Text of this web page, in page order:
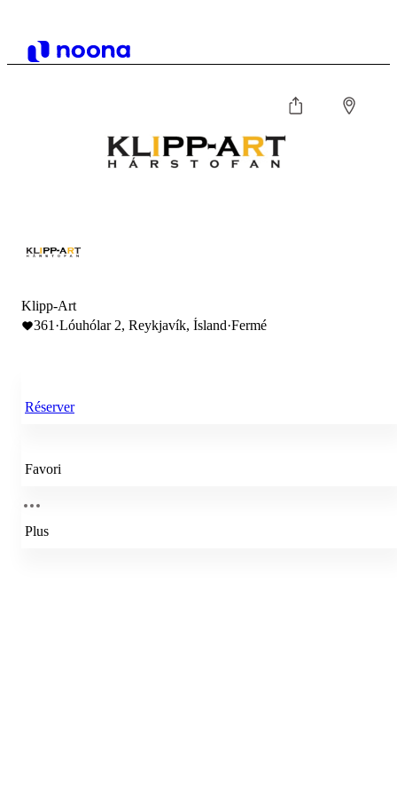
Klipp-Art
361 ·Lóuhólar 2, Reykjavík, Ísland·Fermé
Réserver
Favori
Plus